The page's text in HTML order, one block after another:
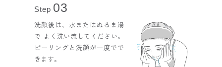
Step 03
洗顔後は、水またはぬるま湯
で よく洗い流してください。
ピーリングと洗顔が一度でで
きます。